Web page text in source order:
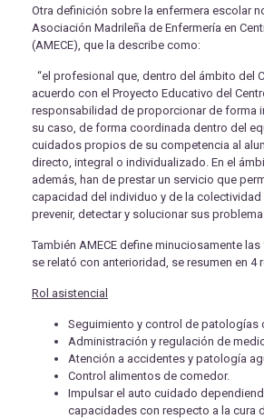
Otra definición sobre la enfermera escolar
Asociación Madrileña de Enfermería en
(AMECE), que la describe como:
“el profesional que, dentro del ámbito del
acuerdo con el Proyecto Educativo del
responsabilidad de proporcionar de forma
su caso, de forma coordinada dentro del
cuidados propios de su competencia al
directo, integral o individualizado. En el
además, han de prestar un servicio que
capacidad del individuo y de la colectividad
prevenir, detectar y solucionar sus
También AMECE define minuciosamente
se relató con anterioridad, se resumen en 4
Rol asistencial
Seguimiento y control de patologías
Administración y regulación de
Atención a accidentes y patología
Control alimentos de comedor.
Impulsar el auto cuidado
capacidades con respecto a la cura